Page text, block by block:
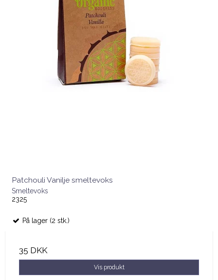
Patchouli Vanilje smeltevoks
Smeltevoks
2325
På lager (2 stk.)
35 DKK
Vis produkt